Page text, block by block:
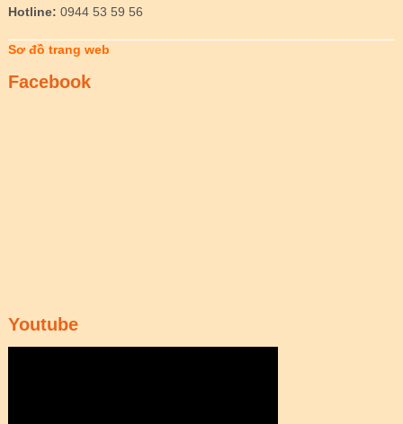
Hotline: 0944 53 59 56
Sơ đồ trang web
Facebook
Youtube